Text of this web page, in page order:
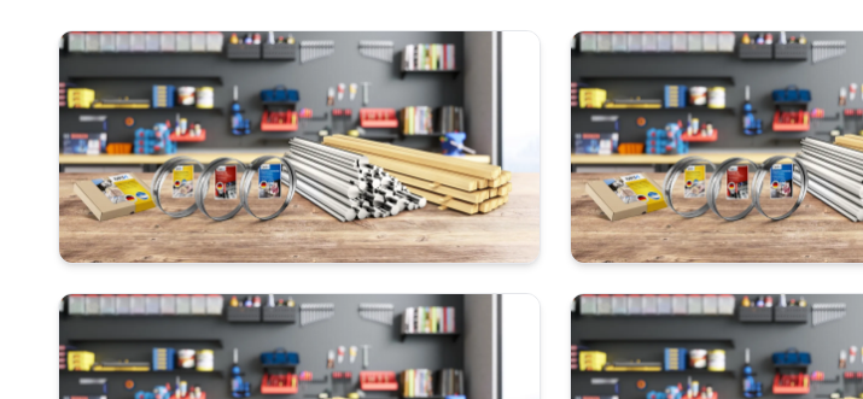
33 cm 38 cm